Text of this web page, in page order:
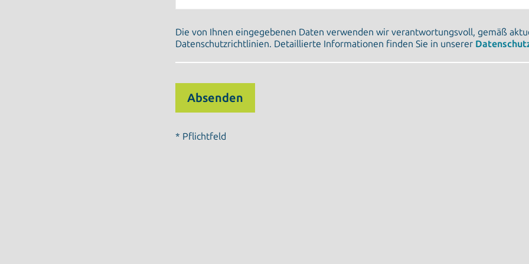
Die von Ihnen eingegebenen Daten verwenden wir verantwortungsvoll, gemäß
Datenschutzrichtlinien. Detaillierte Informationen finden Sie in unserer
* Pflichtfeld